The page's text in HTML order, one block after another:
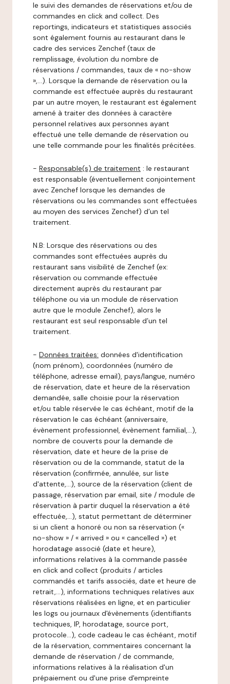
le suivi des demandes de réservations et/ou de
commandes en click and collect. Des
reportings, indicateurs et statistiques associés
sont également fournis au restaurant dans le
cadre des services Zenchef (taux de
remplissage, évolution du nombre de
réservations / commandes, taux de « no-show
»,…). Lorsque la demande de réservation ou la
commande est effectuée auprès du restaurant
par un autre moyen, le restaurant est également
amené à traiter des données à caractère
personnel relatives aux personnes ayant
effectué une telle demande de réservation ou
une telle commande pour les finalités précitées.
- Responsable(s) de traitement : le restaurant
est responsable (éventuellement conjointement
avec Zenchef lorsque les demandes de
réservations ou les commandes sont effectuées
au moyen des services Zenchef) d’un tel
traitement.
N.B: Lorsque des réservations ou des
commandes sont effectuées auprès du
restaurant sans visibilité de Zenchef (ex:
réservation ou commande effectuée
directement auprès du restaurant par
téléphone ou via un module de réservation
autre que le module Zenchef), alors le
restaurant est seul responsable d’un tel
traitement.
- Données traitées: données d'identification
(nom prénom), coordonnées (numéro de
téléphone, adresse email), pays/langue, numéro
de réservation, date et heure de la réservation
demandée, salle choisie pour la réservation
et/ou table réservée le cas échéant, motif de la
réservation le cas échéant (anniversaire,
évènement professionnel, évènement familial,…),
nombre de couverts pour la demande de
réservation, date et heure de la prise de
réservation ou de la commande, statut de la
réservation (confirmée, annulée, sur liste
d'attente,…), source de la réservation (client de
passage, réservation par email, site / module de
réservation à partir duquel la réservation a été
effectuée,…), statut permettant de déterminer
si un client a honoré ou non sa réservation («
no-show » / « arrived » ou « cancelled ») et
horodatage associé (date et heure),
informations relatives à la commande passée
en click and collect (produits / articles
commandés et tarifs associés, date et heure de
retrait,…), informations techniques relatives aux
réservations réalisées en ligne, et en particulier
les logs ou journaux d'évènements (identifiants
techniques, IP, horodatage, source port,
protocole…), code cadeau le cas échéant, motif
de la réservation, commentaires concernant la
demande de réservation / de commande,
informations relatives à la réalisation d'un
prépaiement ou d'une prise d'empreinte